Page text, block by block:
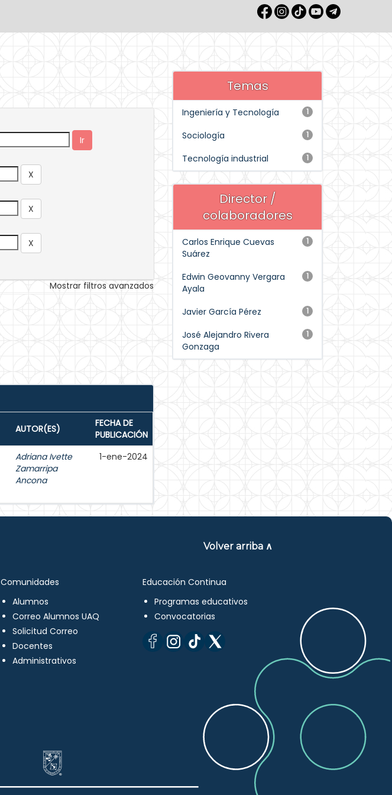
Mostrar filtros avanzados
AUTOR(ES)
FECHA DE
PUBLICACIÓN
Adriana Ivette
Zamarripa
Ancona
1-ene-2024
Temas
1
Ingeniería y Tecnología
1
Sociología
1
Tecnología industrial
Director /
colaboradores
1
Carlos Enrique Cuevas
Suárez
1
Edwin Geovanny Vergara
Ayala
1
Javier García Pérez
1
José Alejandro Rivera
Gonzaga
Volver arriba ∧
Comunidades
Alumnos
Correo Alumnos UAQ
Solicitud Correo
Docentes
Administrativos
Educación Continua
Programas educativos
Convocatorias